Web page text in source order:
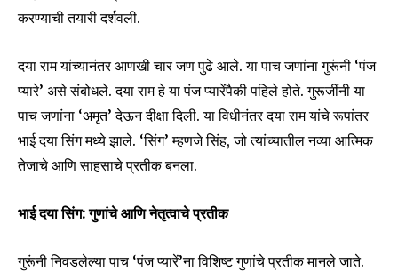
करण्याची तयारी दर्शवली.
दया राम यांच्यानंतर आणखी चार जण पुढे आले. या पाच जणांना गुरूंनी ‘पंज
प्यारे’ असे संबोधले. दया राम हे या पंज प्यारेंपैकी पहिले होते. गुरूजींनी या
पाच जणांना ‘अमृत’ देऊन दीक्षा दिली. या विधीनंतर दया राम यांचे रूपांतर
भाई दया सिंग मध्ये झाले. ‘सिंग’ म्हणजे सिंह, जो त्यांच्यातील नव्या आत्मिक
तेजाचे आणि साहसाचे प्रतीक बनला.
भाई दया सिंग:गुणांचे आणि नेतृत्वाचे प्रतीक
गुरूंनी निवडलेल्या पाच ‘पंज प्यारें’ना विशिष्ट गुणांचे प्रतीक मानले जाते.